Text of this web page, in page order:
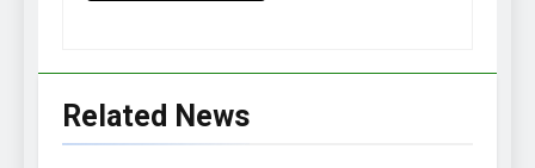
Related News